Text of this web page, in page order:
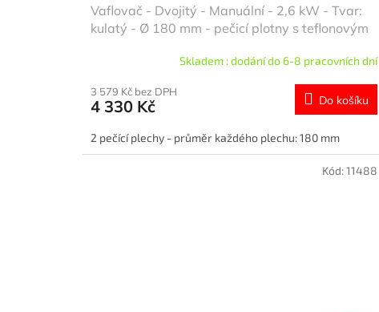
Vaflovač - Dvojitý - Manuální - 2,6 kW - Tvar:
kulatý - Ø 180 mm - pečicí plotny s teflonovým
Skladem : dodání do 6-8 pracovních dní
3 579 Kč bez DPH
4 330 Kč Do košíku
2 pečící plechy - průměr každého plechu: 180 mm
Kód:11488